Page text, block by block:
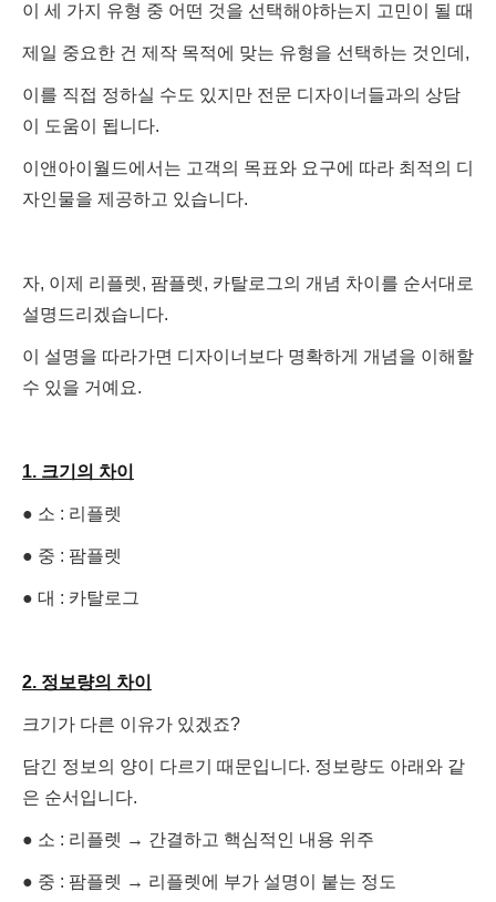
이 세 가지 유형 중 어떤 것을 선택해야하는지 고민이 될 때
제일 중요한 건 제작 목적에 맞는 유형을 선택하는 것인데,
이를 직접 정하실 수도 있지만 전문 디자이너들과의 상담
이 도움이 됩니다.
이앤아이월드에서는 고객의 목표와 요구에 따라 최적의 디
자인물을 제공하고 있습니다.
자, 이제 리플렛, 팜플렛, 카탈로그의 개념 차이를 순서대로
설명드리겠습니다.
이 설명을 따라가면 디자이너보다 명확하게 개념을 이해할
수 있을 거예요.
1. 크기의 차이
● 소 : 리플렛
● 중 : 팜플렛
● 대 : 카탈로그
2. 정보량의 차이
크기가 다른 이유가 있겠죠?
담긴 정보의 양이 다르기 때문입니다. 정보량도 아래와 같
은 순서입니다.
● 소 : 리플렛 → 간결하고 핵심적인 내용 위주
● 중 : 팜플렛 → 리플렛에 부가 설명이 붙는 정도